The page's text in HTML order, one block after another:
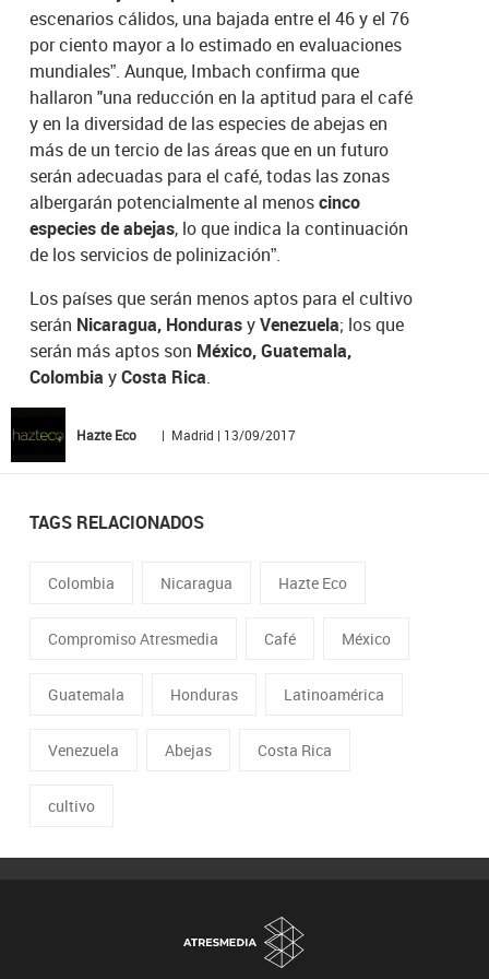
escenarios cálidos, una bajada entre el 46 y el 76
por ciento mayor a lo estimado en evaluaciones
mundiales”. Aunque, Imbach confirma que
hallaron "una reducción en la aptitud para el café
y en la diversidad de las especies de abejas en
más de un tercio de las áreas que en un futuro
serán adecuadas para el café, todas las zonas
albergarán potencialmente al menoscinco
especies de abejas, lo que indica la continuación
de los servicios de polinización”.
Los países que serán menos aptos para el cultivo
serán Nicaragua, HondurasyVenezuela; los que
serán más aptos son México, Guatemala,
ColombiayCosta Rica.
Hazte Eco | Madrid | 13/09/2017
TAGS RELACIONADOS
Colombia Nicaragua Hazte Eco
Compromiso Atresmedia Café México
Guatemala Honduras Latinoamérica
Venezuela Abejas Costa Rica
cultivo